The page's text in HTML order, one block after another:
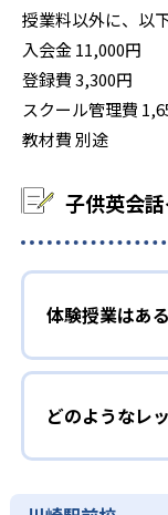
授業料以外に、以
入会金 11,000円
登録費 3,300円
スクール管理費
教材費 別途
子供英会
体験授業はあ
どのようなレ